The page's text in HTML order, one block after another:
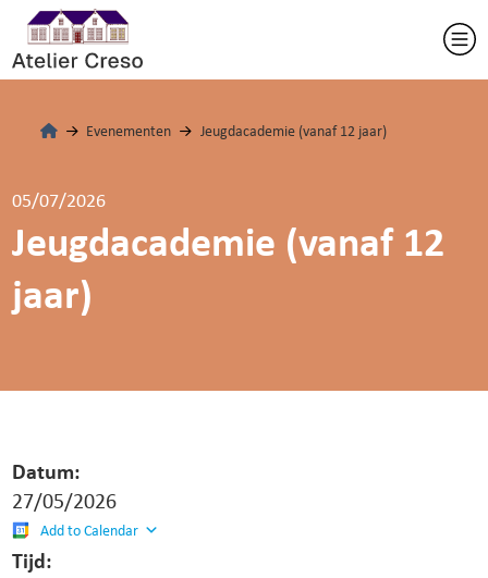
Evenementen Jeugdacademie (vanaf 12 jaar)
05/07/2026
Jeugdacademie (vanaf 12
jaar)
Datum:
27/05/2026
Add to Calendar
Tijd: